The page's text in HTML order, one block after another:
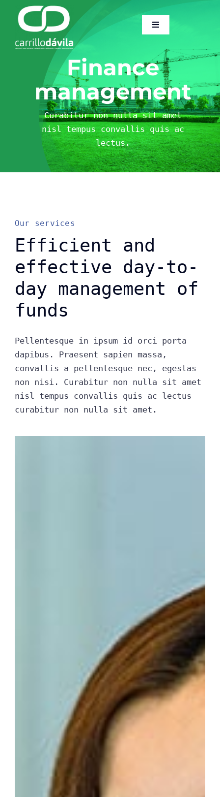
Saltar
contenido
Toggle
Home
Sobre Nosotros
Servicios
Trabajos
Finance
management
Curabitur non nulla sit amet
nisl tempus convallis quis ac
lectus.
Our services
Efficient and
effective day-to-
day management of
funds
Pellentesque in ipsum id orci porta
dapibus. Praesent sapien massa,
convallis a pellentesque nec, egestas
non nisi. Curabitur non nulla sit amet
nisl tempus convallis quis ac lectus
curabitur non nulla sit amet.